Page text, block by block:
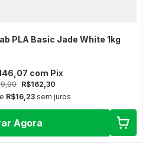
PLA Basic Jade White 1kg
R$162,30
com Pix
R$16,23 sem juros
Agora